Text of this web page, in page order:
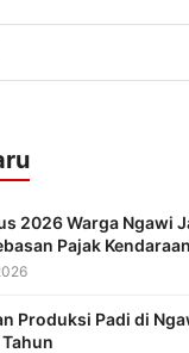
2026 Warga Ngawi
Pajak Kendaraan
Produksi Padi di